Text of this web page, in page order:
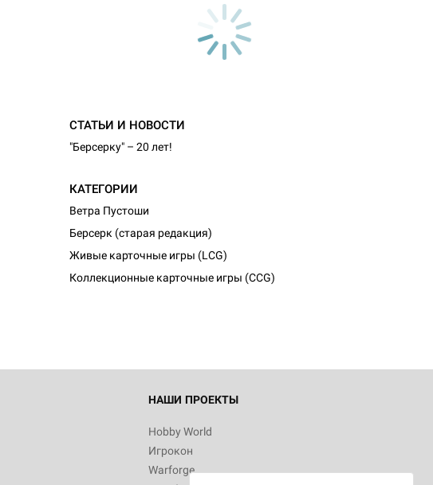
СТАТЬИ И НОВОСТИ
"Берсерку" – 20 лет!
КАТЕГОРИИ
Ветра Пустоши
Берсерк (старая редакция)
Живые карточные игры (LCG)
Коллекционные карточные игры (CCG)
НАШИ ПРОЕКТЫ
Hobby World
Игрокон
Warforge